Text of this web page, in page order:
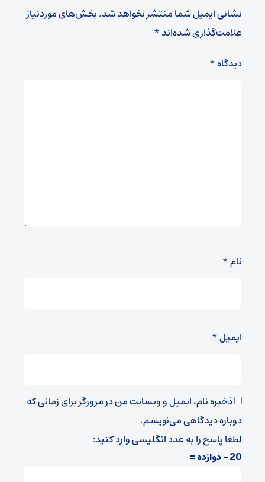
نشانی ایمیل شما منتشر نخواهد شد.بخش‌های موردنیاز
علامت‌گذاری شده‌اند*
دیدگاه*
نام*
ایمیل*
ذخیره نام، ایمیل و وبسایت من در مرورگر برای زمانی که
دوباره دیدگاهی می‌نویسم.
لطفا پاسخ را به عدد انگلیسی وارد کنید:
20 − دوازده =